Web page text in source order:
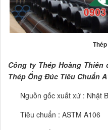
Công ty Thép Hoàng Thiên
Thép Ống Đúc Tiêu Chuẩn
Nguồn gốc xuất xứ : Nhật
Tiêu chuẩn : ASTM A106